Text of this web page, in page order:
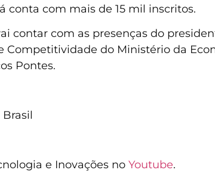
conta com mais de 15 mil inscritos.
contar com as presenças do
do Ministério da
Pontes.
e Inovações no Youtube.